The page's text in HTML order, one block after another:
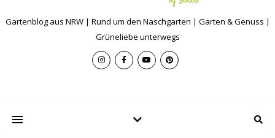
Gartenblog aus NRW | Rund um den Naschgarten | Garten & Genuss |
Grüneliebe unterwegs